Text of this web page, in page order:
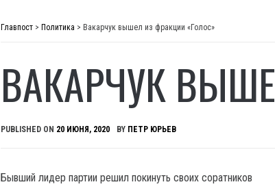
Главпост > Политика > Вакарчук вышел из фракции «Голос»
ВАКАРЧУК
PUBLISHED ON 20 ИЮНЯ, 2020 BY ПЕТР ЮРЬЕВ
Бывший лидер партии решил покинуть своих соратников